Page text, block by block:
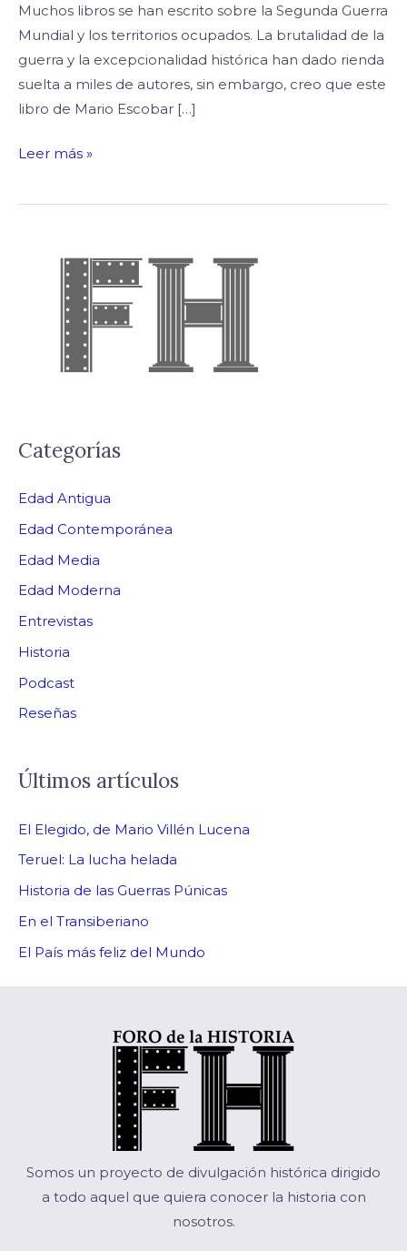
Muchos libros se han escrito sobre la Segunda Guerra
Mundial y los territorios ocupados. La brutalidad de la
guerra y la excepcionalidad histórica han dado rienda
suelta a miles de autores, sin embargo, creo que este
libro de Mario Escobar […]
Leer más »
Categorías
Edad Antigua
Edad Contemporánea
Edad Media
Edad Moderna
Entrevistas
Historia
Podcast
Reseñas
Últimos artículos
El Elegido, de Mario Villén Lucena
Teruel: La lucha helada
Historia de las Guerras Púnicas
En el Transiberiano
El País más feliz del Mundo
Somos un proyecto de divulgación histórica dirigido
a todo aquel que quiera conocer la historia con
nosotros.